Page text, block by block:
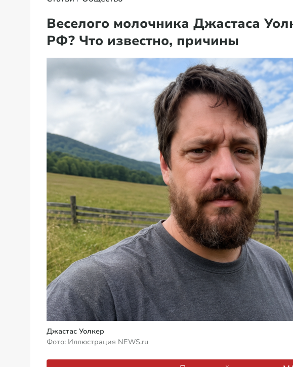
Веселого молочника Джастаса
РФ? Что известно, причины
Джастас Уолкер
Фото: Иллюстрация NEWS.ru